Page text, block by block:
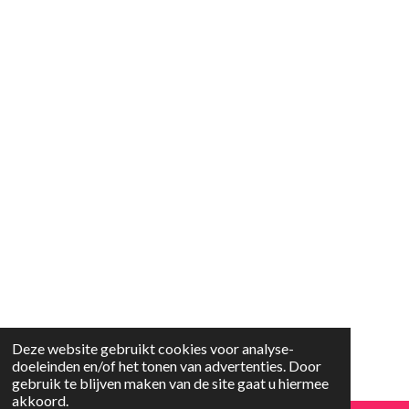
Deze website gebruikt cookies voor analyse-
doeleinden en/of het tonen van advertenties. Door
gebruik te blijven maken van de site gaat u hiermee
akkoord.